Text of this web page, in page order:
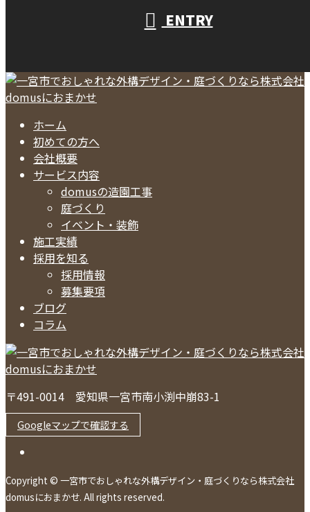
ENTRY
ホーム
初めての方へ
会社概要
サービス内容
domusの造園工事
庭づくり
イベント・装飾
施工実績
採用を知る
採用情報
募集要項
ブログ
コラム
〒491-0014 愛知県一宮市南小渕中崩83-1
Googleマップで確認する
Copyright © 一宮市でおしゃれな外構デザイン・庭づくりなら株式会社
domusにおまかせ. All rights reserved.